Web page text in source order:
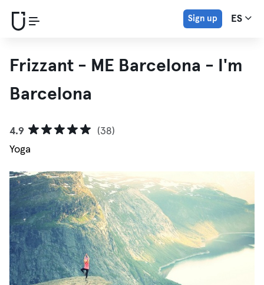
Sign up ES
Frizzant - ME Barcelona - I'm
Barcelona
4.9
(38)
Yoga